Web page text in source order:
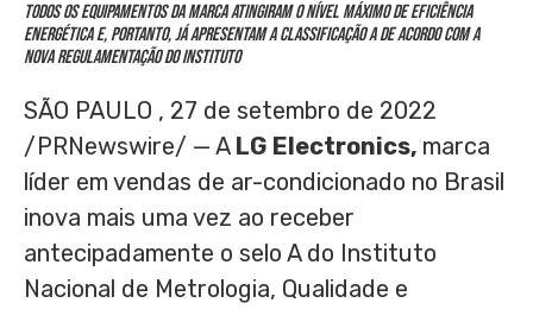
Todos os equipamentos da marca atingiram o nível máximo de eficiência
energética e, portanto, já apresentam a classificação A de acordo com a
nova regulamentação do Instituto
SÃO PAULO , 27 de setembro de 2022
/PRNewswire/ — A LG Electronics, marca
líder em vendas de ar-condicionado no Brasil
inova mais uma vez ao receber
antecipadamente o selo A do Instituto
Nacional de Metrologia, Qualidade e